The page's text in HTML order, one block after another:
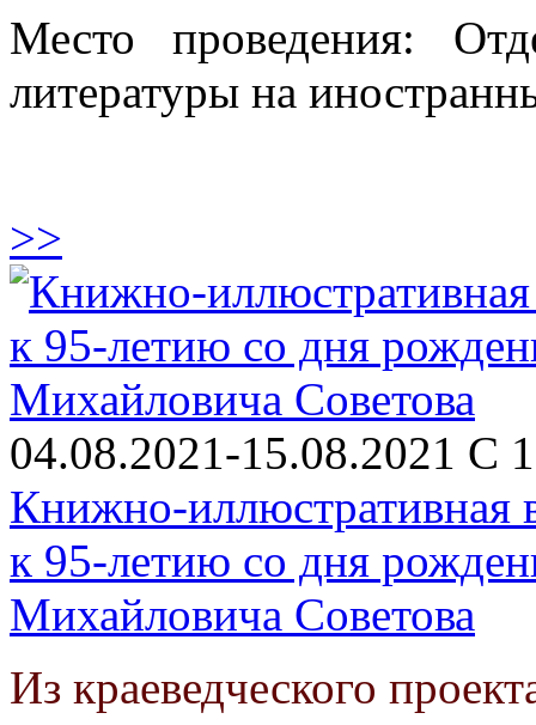
Место проведения:
литературы на
>>
04.08.2021-15.08.2021 С
Книжно-иллюстративная
к 95-летию со дня
Михайловича Советова
Из краеведческого